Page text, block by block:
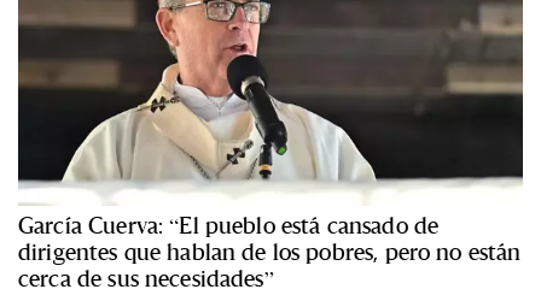
García Cuerva: “El pueblo está cansado de
dirigentes que hablan de los pobres, pero no están
cerca de sus necesidades”